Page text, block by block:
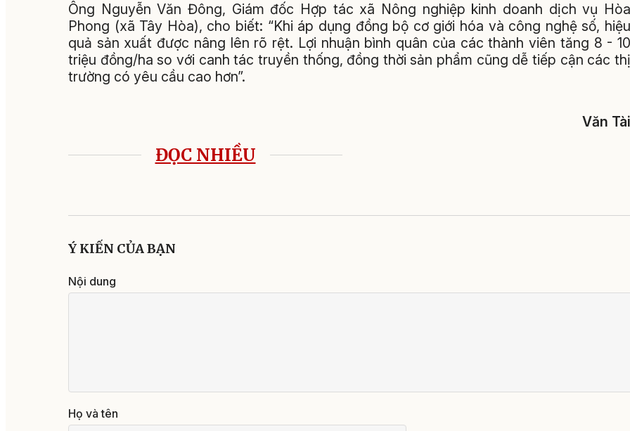
Ông Nguyễn Văn Đông, Giám đốc Hợp tác xã Nông nghiệp kinh doanh dịch vụ Hòa
Phong (xã Tây Hòa), cho biết: “Khi áp dụng đồng bộ cơ giới hóa và công nghệ số, hiệu
quả sản xuất được nâng lên rõ rệt. Lợi nhuận bình quân của các thành viên tăng 8 - 10
triệu đồng/ha so với canh tác truyền thống, đồng thời sản phẩm cũng dễ tiếp cận các thị
trường có yêu cầu cao hơn”.
Văn Tài
ĐỌC NHIỀU
Ý KIẾN CỦA BẠN
Nội dung
Họ và tên